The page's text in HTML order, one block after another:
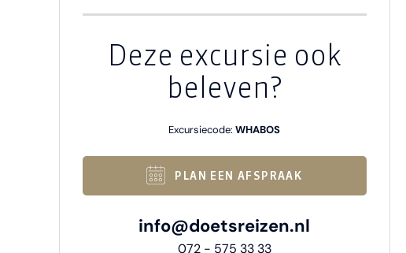
Deze excursie ook
beleven?
Excursiecode:WHABOS
PLAN EEN AFSPRAAK
info@doetsreizen.nl
072 - 575 33 33